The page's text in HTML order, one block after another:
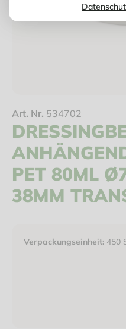
Art. Nr. 534702
PET 80ML
38MM
Verpackungseinheit: 450